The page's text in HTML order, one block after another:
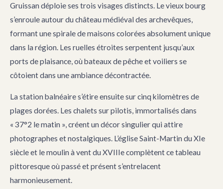
Gruissan déploie ses trois visages distincts. Le vieux bourg
s’enroule autour du château médiéval des archevêques,
formant une spirale de maisons colorées absolument unique
dans la région. Les ruelles étroites serpentent jusqu’aux
ports de plaisance, où bateaux de pêche et voiliers se
côtoient dans une ambiance décontractée.
La station balnéaire s’étire ensuite sur cinq kilomètres de
plages dorées. Les chalets sur pilotis, immortalisés dans
« 37°2 le matin », créent un décor singulier qui attire
photographes et nostalgiques. L’église Saint-Martin du XIe
siècle et le moulin à vent du XVIIIe complètent ce tableau
pittoresque où passé et présent s’entrelacent
harmonieusement.